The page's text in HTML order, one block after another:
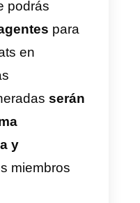
seleccionar tu
el
y con el
. Este paso es